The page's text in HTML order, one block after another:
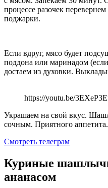
процессе разочек
поджарки.
Если вдруг, мясо будет
поддона или маринадом
достаем из духовки.
https://youtu.be/
Украшаем на свой вкус.
сочным. Приятного аппетита.
Смотреть телеграм
Куриные
ананасом